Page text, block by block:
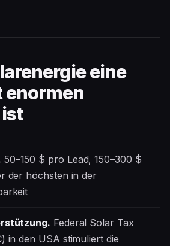
eine
enormen
50–150 $ pro Lead, 150–300 $
der höchsten in der
Federal Solar Tax
in den USA stimuliert die